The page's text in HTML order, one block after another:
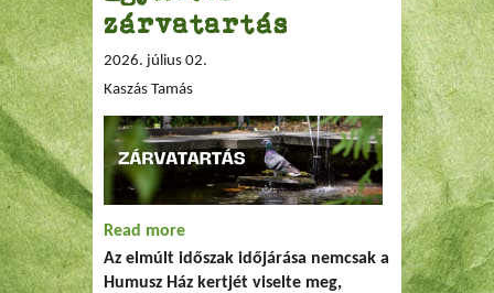
zárvatartás
2026. július 02.
Kaszás Tamás
Read more
Az elmúlt időszak időjárása nemcsak a
Humusz Ház kertjét viselte meg,